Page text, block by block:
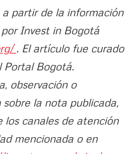
partir de la información
Invest in Bogotá
. El artículo fue curado
Portal Bogotá.
observación o
la nota publicada,
los canales de atención
mencionada o en